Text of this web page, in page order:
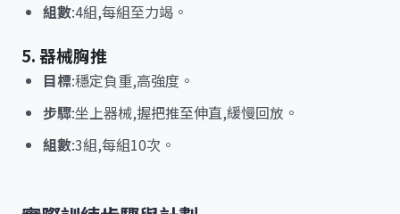
組數:4組,每組至力竭。
5. 器械胸推
目標:穩定負重,高強度。
步驟:坐上器械,握把推至伸直,緩慢回放。
組數:3組,每組10次。